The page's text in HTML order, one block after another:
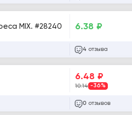
на IP-адреса MIX. #28240 6.38 ₽
4 отзыва
6.48 ₽
10.14 -36%
0 отзывов